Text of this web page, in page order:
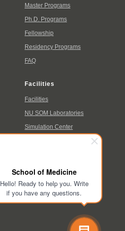
School of Medicine
Hello! Ready to help you. Write
if you have any questions.
Master Programs
Ph.D. Programs
Fellowship
Residency Programs
FAQ
Facilities
Facilities
NU SOM Laboratories
Simulation Center